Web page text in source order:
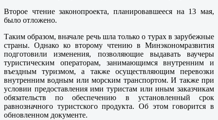
Второе чтение законопроекта, планировавшееся на 13 мая,
было отложено.
Таким образом, вначале речь шла только о турах в зарубежные
страны. Однако ко второму чтению в Минэкономразвития
подготовили изменения, позволяющие выдавать ваучеры
туристическим операторам, занимающимся внутренним и
въездным туризмом, а также осуществляющим перевозки
внутренним водным или морским транспортом. И также при
условии предоставления ими туристам или иным заказчикам
обязательств по обеспечению в установленный срок
равнозначного туристского продукта. Об этом говорится в
обновленном документе.